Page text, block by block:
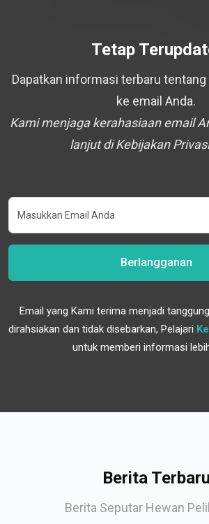
Tetap
Dapatkan informasi terbaru
ke email Anda.
Kami menjaga kerahasiaan email
lanjut di Kebijakan
Berlangganan
Email yang Kami terima menjadi
dirahsiakan dan tidak disebarkan, Pelajari
untuk memberi informasi
Berita Terbaru
Berita Seputar Hewan